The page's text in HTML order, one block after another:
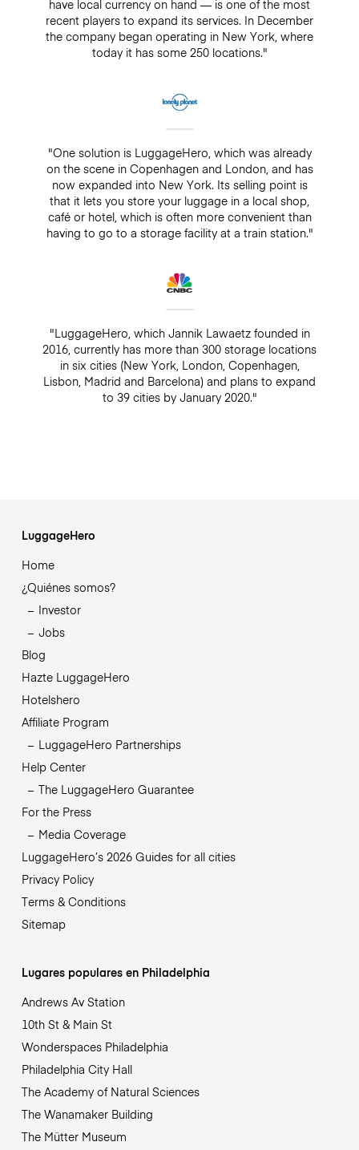
have local currency on hand — is one of the most
recent players to expand its services. In December
the company began operating in New York, where
today it has some 250 locations."
"One solution is LuggageHero, which was already
on the scene in Copenhagen and London, and has
now expanded into New York. Its selling point is
that it lets you store your luggage in a local shop,
café or hotel, which is often more convenient than
having to go to a storage facility at a train station."
"LuggageHero, which Jannik Lawaetz founded in
2016, currently has more than 300 storage locations
in six cities (New York, London, Copenhagen,
Lisbon, Madrid and Barcelona) and plans to expand
to 39 cities by January 2020."
LuggageHero
Home
¿Quiénes somos?
Investor
Jobs
Blog
Hazte LuggageHero
Hotelshero
Affiliate Program
LuggageHero Partnerships
Help Center
The LuggageHero Guarantee
For the Press
Media Coverage
LuggageHero’s 2026 Guides for all cities
Privacy Policy
Terms & Conditions
Sitemap
Lugares populares en Philadelphia
Andrews Av Station
10th St & Main St
Wonderspaces Philadelphia
Philadelphia City Hall
The Academy of Natural Sciences
The Wanamaker Building
The Mütter Museum